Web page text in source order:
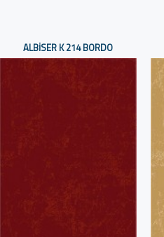
ALBISER K 214 BORDO